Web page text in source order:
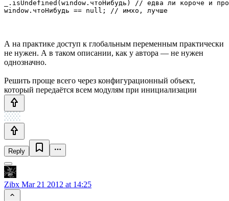
_.isUndefined(window.чтоНибудь) // едва ли короче и
А на практике доступ к глобальным переменным практически
не нужен. А в таком описании, как у автора — не нужен
однозначно.
Решить проще всего через конфигурационный объект,
который передаётся всем модулям при инициализации
Reply
Zibx Mar 21 2012 at 14:25